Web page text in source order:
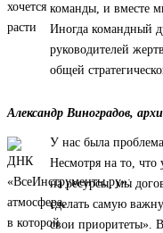
команды, и вместе
Иногда командный
руководителей
общей
Александр Виноградов,
У нас была
Несмотря на то, что
на ресурсы, мы
сделать самую
свои приоритеты».